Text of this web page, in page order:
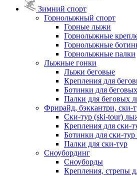
Зимний спорт
Горнолыжный спорт
Горные лыжи
Горнолыжные
Горнолыжные
Горнолыжные палки
Лыжные гонки
Лыжи беговые
Крепления для
Ботинки для
Палки для беговых
Фрирайд, бэккантри, ски-
Ски-тур (ski-tour)
Крепления для ски-
Ботинки для ски-
Палки для ски-тур
Сноубординг
Сноуборды
Крепления, стрепы